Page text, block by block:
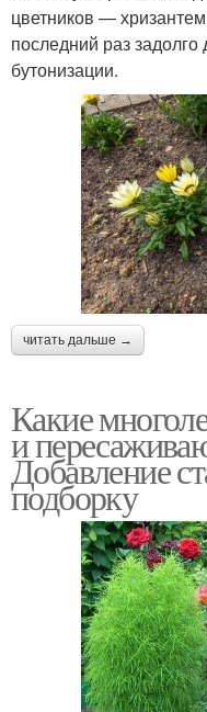
цветников —
последний раз
бутонизации.
читать дальше →
Какие
и
Добавление
подборку